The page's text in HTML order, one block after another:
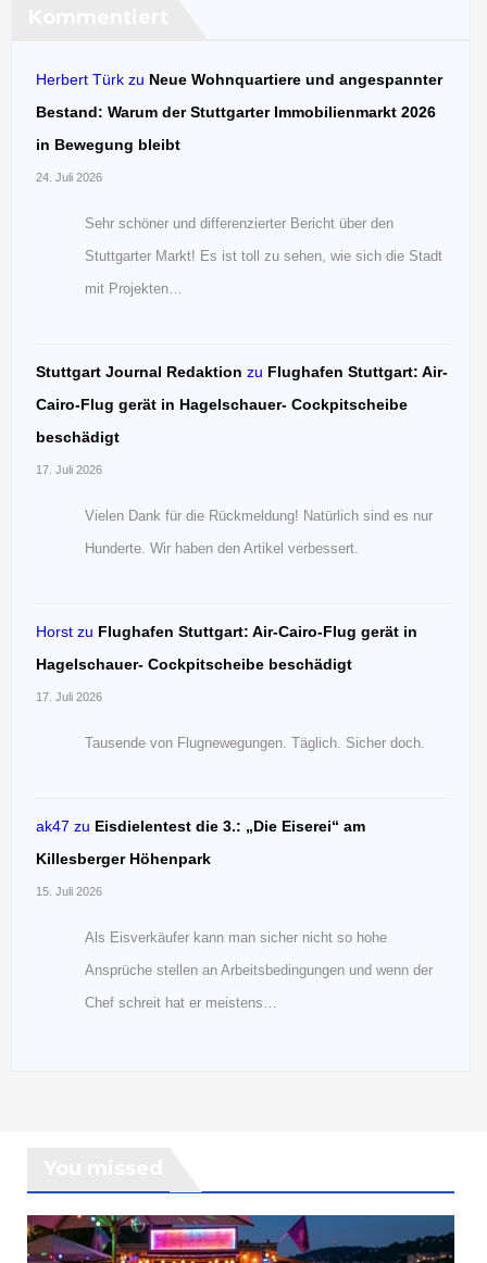
Herbert Türk zu Neue Wohnquartiere und angespannter
Bestand: Warum der Stuttgarter Immobilienmarkt 2026
in Bewegung bleibt
24. Juli 2026
Sehr schöner und differenzierter Bericht über den
Stuttgarter Markt! Es ist toll zu sehen, wie sich die Stadt
mit Projekten…
Stuttgart Journal Redaktion zu Flughafen Stuttgart: Air-
Cairo-Flug gerät in Hagelschauer- Cockpitscheibe
beschädigt
17. Juli 2026
Vielen Dank für die Rückmeldung! Natürlich sind es nur
Hunderte. Wir haben den Artikel verbessert.
Horst zu Flughafen Stuttgart: Air-Cairo-Flug gerät in
Hagelschauer- Cockpitscheibe beschädigt
17. Juli 2026
Tausende von Flugnewegungen. Täglich. Sicher doch.
ak47 zu Eisdielentest die 3.: „Die Eiserei“ am
Killesberger Höhenpark
15. Juli 2026
Als Eisverkäufer kann man sicher nicht so hohe
Ansprüche stellen an Arbeitsbedingungen und wenn der
Chef schreit hat er meistens…